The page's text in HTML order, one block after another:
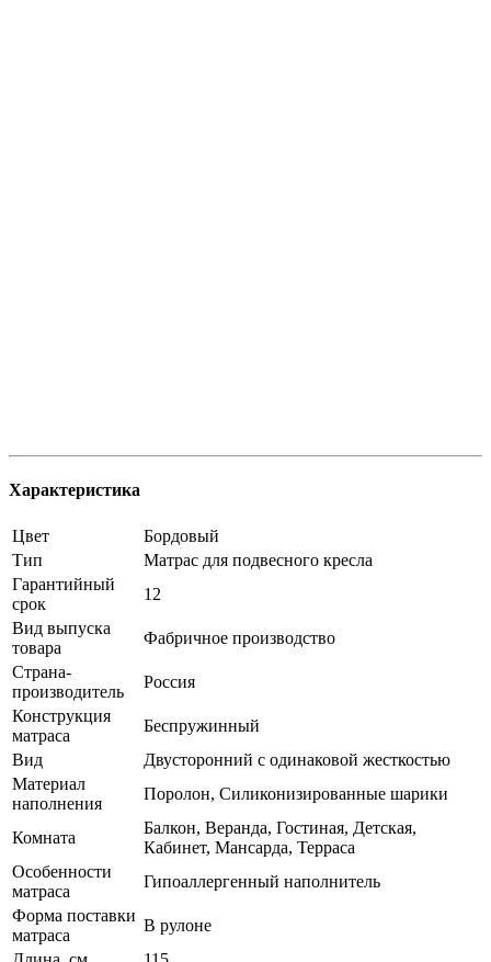
Характеристика
Цвет
Бордовый
Тип
Матрас для подвесного кресла
Гарантийный
срок
12
Вид выпуска
товара
Фабричное производство
Страна-
производитель
Россия
Конструкция
матраса
Беспружинный
Вид
Двусторонний с одинаковой жесткостью
Материал
наполнения
Поролон, Силиконизированные шарики
Комната
Балкон, Веранда, Гостиная, Детская,
Кабинет, Мансарда, Терраса
Особенности
матраса
Гипоаллергенный наполнитель
Форма поставки
матраса
В рулоне